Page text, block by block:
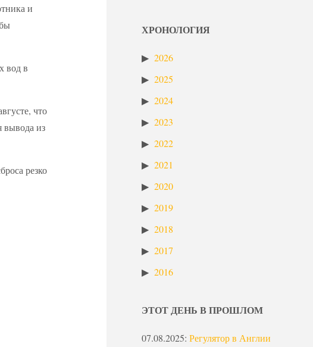
и
вод в
что
вывода из
резко
ХРОНОЛОГИЯ
2026
2025
2024
2023
2022
2021
2020
2019
2018
2017
2016
ЭТОТ ДЕНЬ В ПРОШЛОМ
07.08.2025: Регулятор в Англии